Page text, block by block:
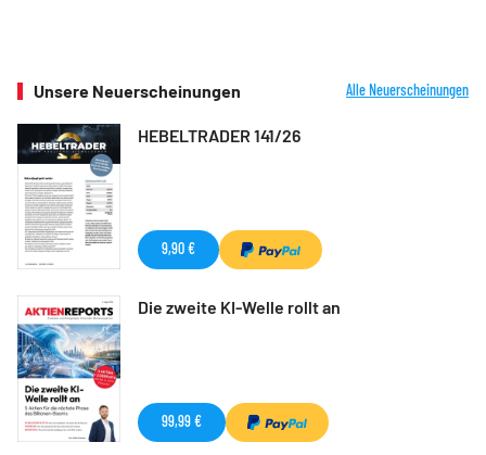
Unsere Neuerscheinungen Alle Neuerscheinungen
HEBELTRADER 141/26
9,90 €
Die zweite KI-Welle rollt an
99,99 €